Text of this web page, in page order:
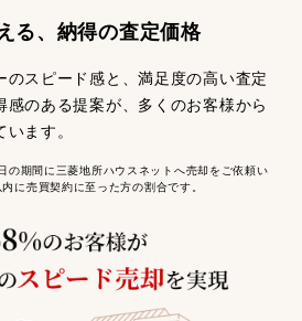
る、納得の査定価格
のスピード感と、満足度の高い査定
感のある提案が、多くのお客様から
ます。
期間に三菱地所ハウスネットへ売却をご依頼い
に売買契約に至った方の割合です。